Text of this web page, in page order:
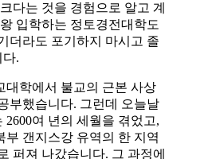
다는 것을 경험으로 알고 계
입학하는 정토경전대학도
더라도 포기하지 마시고 졸
다.
대학에서 불교의 근본 사상
부했습니다. 그런데 오늘날
2600여 년의 세월을 겪었고,
부 갠지스강 유역의 한 지역
퍼져 나갔습니다. 그 과정에